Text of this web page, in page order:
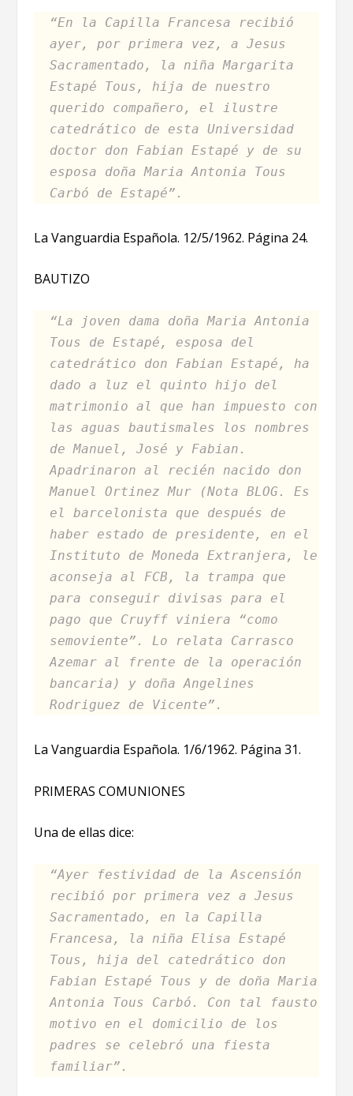
“En la Capilla Francesa recibió
ayer, por primera vez, a Jesus
Sacramentado, la niña Margarita
Estapé Tous, hija de nuestro
querido compañero, el ilustre
catedrático de esta Universidad
doctor don Fabian Estapé y de su
esposa doña Maria Antonia Tous
Carbó de Estapé”.
La Vanguardia Española. 12/5/1962. Página 24.
BAUTIZO
“La joven dama doña Maria Antonia
Tous de Estapé, esposa del
catedrático don Fabian Estapé, ha
dado a luz el quinto hijo del
matrimonio al que han impuesto con
las aguas bautismales los nombres
de Manuel, José y Fabian.
Apadrinaron al recién nacido don
Manuel Ortinez Mur (Nota BLOG. Es
el barcelonista que después de
haber estado de presidente, en el
Instituto de Moneda Extranjera, le
aconseja al FCB, la trampa que
para conseguir divisas para el
pago que Cruyff viniera “como
semoviente”. Lo relata Carrasco
Azemar al frente de la operación
bancaria) y doña Angelines
Rodriguez de Vicente”.
La Vanguardia Española. 1/6/1962. Página 31.
PRIMERAS COMUNIONES
Una de ellas dice:
“Ayer festividad de la Ascensión
recibió por primera vez a Jesus
Sacramentado, en la Capilla
Francesa, la niña Elisa Estapé
Tous, hija del catedrático don
Fabian Estapé Tous y de doña Maria
Antonia Tous Carbó. Con tal fausto
motivo en el domicilio de los
padres se celebró una fiesta
familiar”.